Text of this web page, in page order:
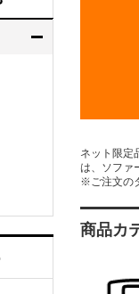
ネット限定
は、ソファ
※ご注文の
商品カ